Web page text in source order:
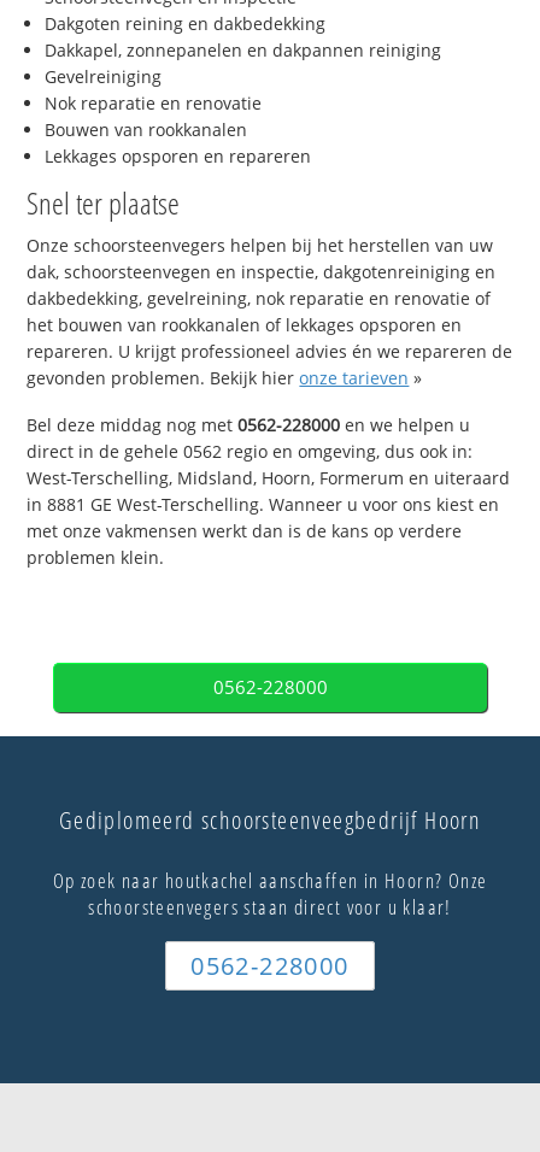
Dakgoten reining en dakbedekking
Dakkapel, zonnepanelen en dakpannen reiniging
Gevelreiniging
Nok reparatie en renovatie
Bouwen van rookkanalen
Lekkages opsporen en repareren
Snel ter plaatse
Onze schoorsteenvegers helpen bij het herstellen van uw
dak, schoorsteenvegen en inspectie, dakgotenreiniging en
dakbedekking, gevelreining, nok reparatie en renovatie of
het bouwen van rookkanalen of lekkages opsporen en
repareren. U krijgt professioneel advies én we repareren de
gevonden problemen. Bekijk hieronze tarieven »
Bel deze middag nog met0562-228000 en we helpen u
direct in de gehele 0562 regio en omgeving, dus ook in:
West-Terschelling, Midsland, Hoorn, Formerum en uiteraard
in 8881 GE West-Terschelling. Wanneer u voor ons kiest en
met onze vakmensen werkt dan is de kans op verdere
problemen klein.
0562-228000
Gediplomeerd schoorsteenveegbedrijf Hoorn
Op zoek naar houtkachel aanschaffen in Hoorn? Onze
schoorsteenvegers staan direct voor u klaar!
0562-228000